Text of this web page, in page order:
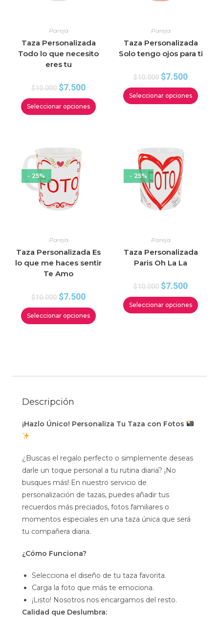
Pareja
Taza Personalizada
Todo lo que necesito
eres tu
$10.000 $7.500
Seleccionar opciones
Pareja
Taza Personalizada
Solo tengo ojos para ti
$10.000 $7.500
Seleccionar opciones
- 25%
Pareja
Taza Personalizada Es
lo que me haces sentir
Te Amo
$10.000 $7.500
Seleccionar opciones
- 25%
Pareja
Taza Personalizada
Paris Oh La La
$10.000 $7.500
Seleccionar opciones
Descripción
¡Hazlo Único! Personaliza Tu Taza con Fotos
¿Buscas el regalo perfecto o simplemente deseas
darle un toque personal a tu rutina diaria? ¡No
busques más! En nuestro servicio de
personalización de tazas, puedes añadir tus
recuerdos más preciados, fotos familiares o
momentos especiales en una taza única que será
tu compañera diaria.
¿Cómo Funciona?
Selecciona el diseño de tu taza favorita.
Carga la foto que más te emociona.
¡Listo! Nosotros nos encargamos del resto.
Calidad que Deslumbra: